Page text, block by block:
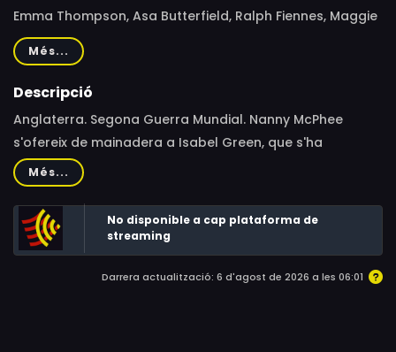
Emma Thompson, Asa Butterfield, Ralph Fiennes, Maggie
Gyllenhaal, Maggie Smith, Rhys Ifans, Daniel Mays, Bill
Bailey, Ewan McGregor, Rosie Taylor-Ritson, Eros Vlahos,
Oscar Steer, Lil Woods, Katy Brand, Sinead Matthews,
Nathan Robinson
Més...
Descripció
Anglaterra. Segona Guerra Mundial. Nanny McPhee
s'ofereix de mainadera a Isabel Green, que s'ha
d'ocupar tota sola de la seva granja. La Nanny
s'enfrontarà a dos cosins malcriats acabats d'arribar
de la ciutat i que no tenen cap intenció de marxar.
Més...
No disponible a cap plataforma de
streaming
Darrera actualització: 6 d'agost de 2026 a les 06:01